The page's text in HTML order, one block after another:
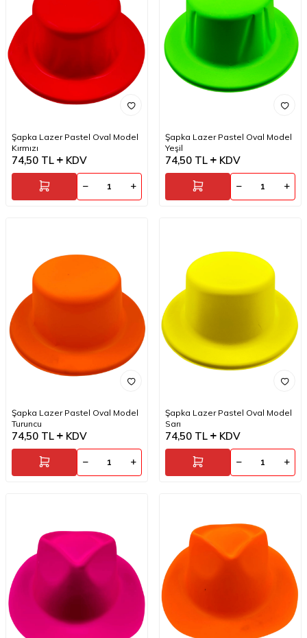
Şapka Lazer Pastel Oval Model
Kırmızı
74,50 TL KDV
Şapka Lazer Pastel Oval Model
Yeşil
74,50 TL KDV
Şapka Lazer Pastel Oval Model
Turuncu
74,50 TL KDV
Şapka Lazer Pastel Oval Model
Sarı
74,50 TL KDV